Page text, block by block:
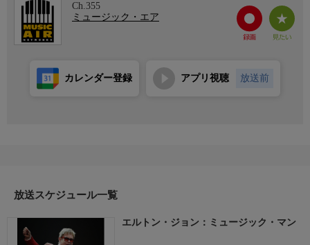
Ch.355
ミュージック・エア
カレンダー登録 アプリ視聴 放送前
放送スケジュール一覧
エルトン・ジョン：ミュージック・マン